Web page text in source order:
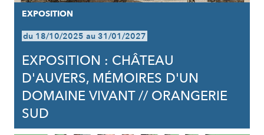
EXPOSITION
du 18/10/2025 au 31/01/2027
EXPOSITION : CHÂTEAU
D'AUVERS, MÉMOIRES D'UN
DOMAINE VIVANT // ORANGERIE
SUD